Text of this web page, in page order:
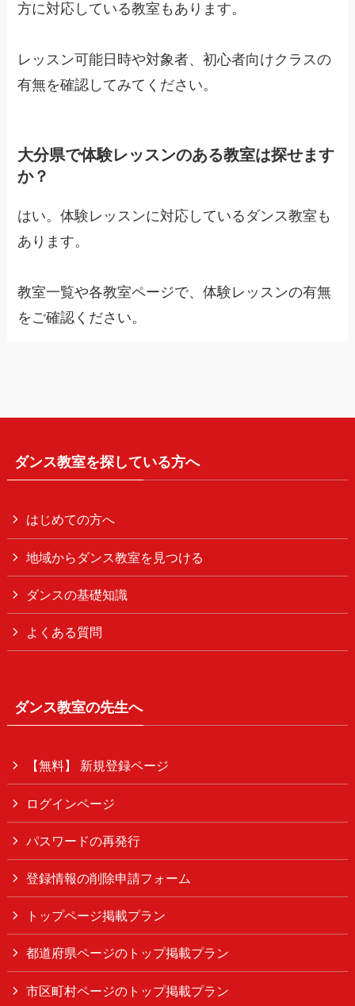
方に対応している教室もあります。
レッスン可能日時や対象者、初心者向けクラスの
有無を確認してみてください。
大分県で体験レッスンのある教室は探せます
か？
はい。体験レッスンに対応しているダンス教室も
あります。
教室一覧や各教室ページで、体験レッスンの有無
をご確認ください。
ダンス教室を探している方へ
はじめての方へ
地域からダンス教室を見つける
ダンスの基礎知識
よくある質問
ダンス教室の先生へ
【無料】 新規登録ページ
ログインページ
パスワードの再発行
登録情報の削除申請フォーム
トップページ掲載プラン
都道府県ページのトップ掲載プラン
市区町村ページのトップ掲載プラン